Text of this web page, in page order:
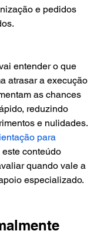
e pedidos
entender o que
atrasar a execução
as chances
reduzindo
e nulidades.
para
este conteúdo
quando vale a
especializado.